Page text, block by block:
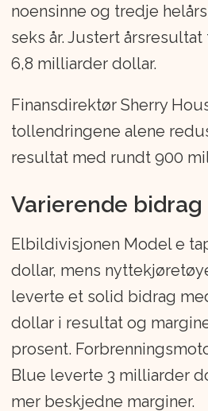
noensinne og tredje
seks år. Justert
6,8 milliarder dollar.
Finansdirektør Sherry
tollendringene alene
resultat med rundt 900
Varierende bidrag
Elbildivisjonen Model e
dollar, mens
leverte et solid bidrag
dollar i resultat og
prosent.
Blue leverte 3 milliarder
mer beskjedne marginer.